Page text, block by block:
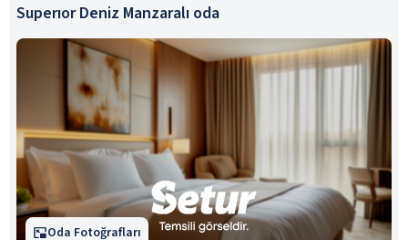
Superıor Deniz Manzaralı oda
Oda Fotoğrafları